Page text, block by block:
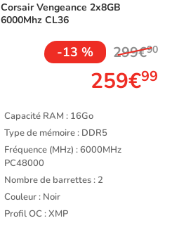
CorsairVengeance 2x8GB
6000Mhz CL36
-13 % 299€90
259€99
Capacité RAM : 16Go
Type de mémoire : DDR5
Fréquence (MHz) : 6000MHz
PC48000
Nombre de barrettes : 2
Couleur : Noir
Profil OC : XMP